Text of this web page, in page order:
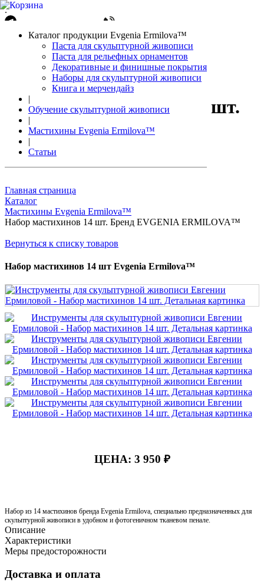
.
Авторизация
0 позиций
Каталог продукции Evgenia Ermilova™
Паста для скульптурной живописи
Паста для рельефных орнаментов
Декоративные и финишные покрытия
Наборы для скульптурной живописи
Книга и мерчендайз
|
Обучение скульптурной живописи
|
Мастихины Evgenia Ermilova™
|
Статьи
Набор мастихинов 14 шт.
Бренд EVGENIA
Главная страница
Каталог
Мастихины Evgenia Ermilova™
Набор мастихинов 14 шт. Бренд EVGENIA ERMILOVA™
Вернуться к списку товаров
Набор мастихинов 14 шт Evgenia Ermilova™
ЦЕНА: 3 950 ₽
Набор из 14 мастихинов бренда Evgenia Ermilova, специально предназначенных для
скульптурной живописи в удобном и фотогеничном тканевом пенале.
Описание
Характеристики
Меры предосторожности
Доставка и оплата